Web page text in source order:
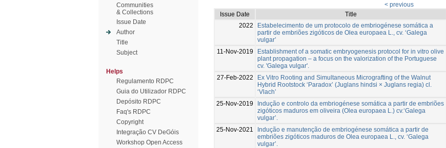
Communities
& Collections
Issue Date
Author
Title
Subject
Helps
Regulamento RDPC
Guia do Utilizador RDPC
Depósito RDPC
Faq's RDPC
Copyright
Integração CV DeGóis
Workshop Open Access
< previous
Issue Date
Title
2022
Estabelecimento de um protocolo de embriogénese somática a
partir de embriões zigóticos de Olea europaea L., cv. ‘Galega
vulgar’
11-Nov-2019
Establishment of a somatic embryogenesis protocol for in vitro olive
plant propagation – a focus on the valorization of the Portuguese
cv. 'Galega vulgar'.
27-Feb-2022
Ex Vitro Rooting and Simultaneous Micrografting of the Walnut
Hybrid Rootstock ‘Paradox’ (Juglans hindsi × Juglans regia) cl.
‘Vlach’
25-Nov-2019
Indução e controlo da embriogénese somática a partir de embriões
zigóticos maduros em oliveira (Olea europaea L.) cv.‘Galega
vulgar’.
25-Nov-2021
Indução e manutenção de embriogénese somática a partir de
embriões zigóticos maduros de Olea europaea L., cv. ‘Galega
vulgar’.